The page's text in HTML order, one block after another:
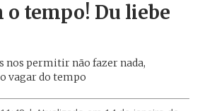
o tempo! Du liebe
nos permitir não fazer nada,
vagar do tempo